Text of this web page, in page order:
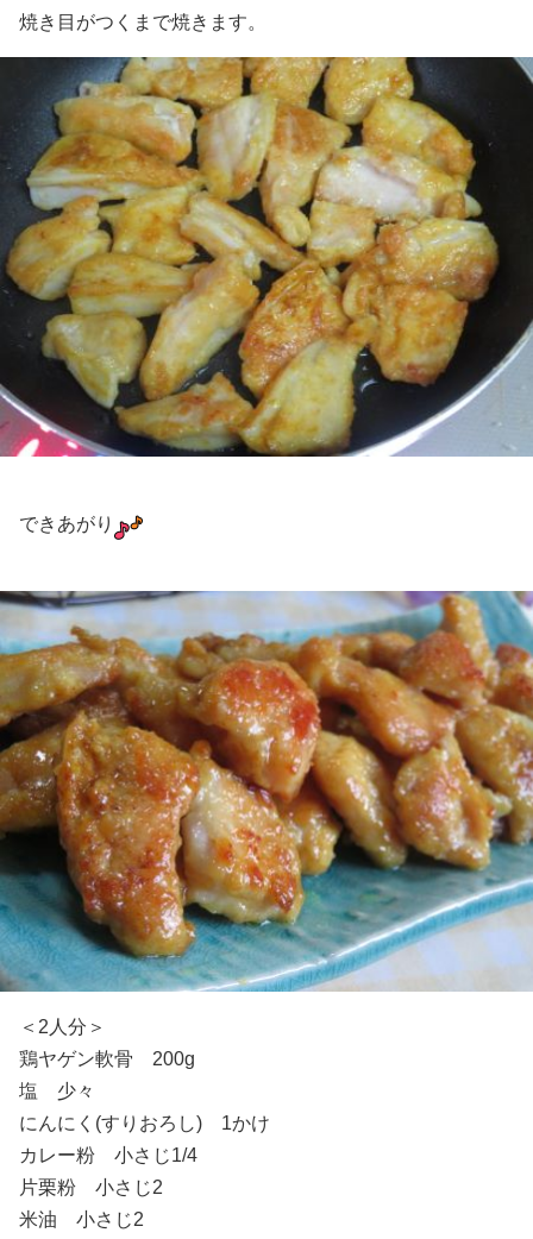
焼き目がつくまで焼きます。
できあがり
＜2人分＞
鶏ヤゲン軟骨 200g
塩 少々
にんにく(すりおろし) 1かけ
カレー粉 小さじ1/4
片栗粉 小さじ2
米油 小さじ2